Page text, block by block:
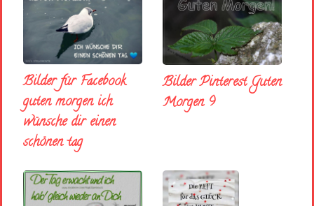
Bilder für Facebook
guten morgen ich
wünsche dir einen
schönen tag
Bilder Pinterest Guten
Morgen 9